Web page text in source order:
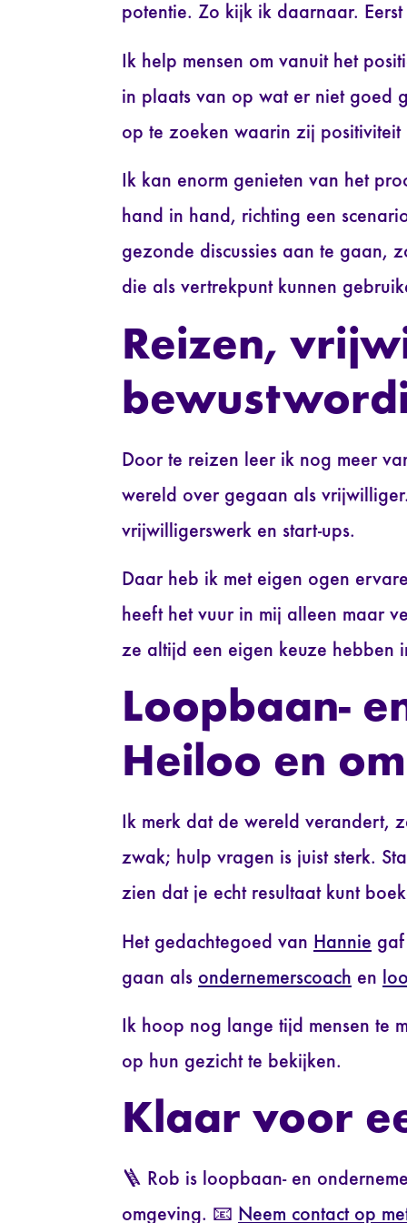
potentie. Zo kijk ik daarnaar.
Ik help mensen om vanuit het
in plaats van op wat er niet goed
op te zoeken waarin zij positiviteit
Ik kan enorm genieten van het
hand in hand, richting een
gezonde discussies aan te gaan,
die als vertrekpunt kunnen
Reizen,
Door te reizen leer ik nog meer
wereld over gegaan als
vrijwilligerswerk en start-ups.
Daar heb ik met eigen ogen
heeft het vuur in mij alleen maar
ze altijd een eigen keuze hebben
Loopbaan-
Heiloo en
Ik merk dat de wereld verandert,
zwak; hulp vragen is juist sterk.
zien dat je echt resultaat kunt
Het gedachtegoed van Hannie
gaan als ondernemerscoach en
Ik hoop nog lange tijd mensen te
op hun gezicht te bekijken.
Klaar voor
🪜 Rob is loopbaan- en
omgeving. 📧 Neem contact op